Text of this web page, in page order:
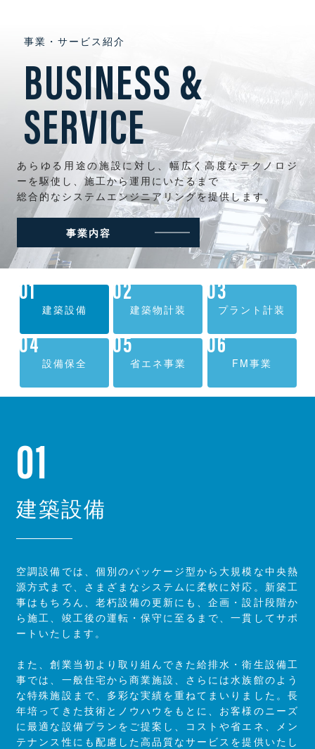
事業・サービス紹介
BUSINESS &
SERVICE
あらゆる用途の施設に対し、幅広く高度なテクノロジ
ーを駆使し、施工から運用にいたるまで
総合的なシステムエンジニアリングを提供します。
事業内容
建築設備 建築物計装 プラント計装
設備保全 省エネ事業 FM事業
01
建築設備
空調設備では、個別のパッケージ型から大規模な中央熱
源方式まで、さまざまなシステムに柔軟に対応。新築工
事はもちろん、老朽設備の更新にも、企画・設計段階か
ら施工、竣工後の運転・保守に至るまで、一貫してサポ
ートいたします。
また、創業当初より取り組んできた給排水・衛生設備工
事では、一般住宅から商業施設、さらには水族館のよう
な特殊施設まで、多彩な実績を重ねてまいりました。長
年培ってきた技術とノウハウをもとに、お客様のニーズ
に最適な設備プランをご提案し、コストや省エネ、メン
テナンス性にも配慮した高品質なサービスを提供いたし